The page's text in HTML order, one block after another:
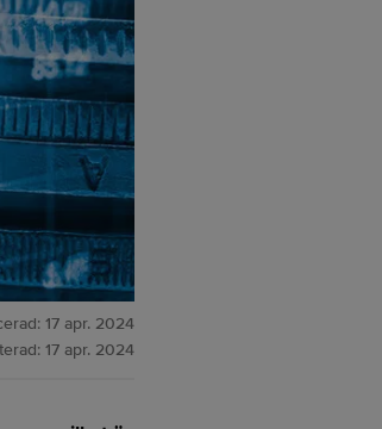
17 apr. 2024
17 apr. 2024